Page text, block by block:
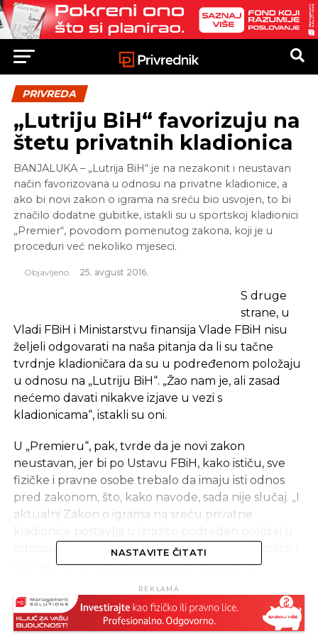
PRIVREDA
„Lutriju BiH“ favorizuju na
štetu privatnih kladionica
BANJALUKA – „Lutrija BiH“ je na nezakonit i neustavan
način favorizovana u odnosu na privatne kladionice, a
ako bi novi zakon o igrama na sreću bio usvojen, to bi
značilo dodatne gubitke, istakli su u sportskoj kladionici
„Premier“, povodom pomenutog zakona, koji je u
proceduri već nekoliko mjeseci.
Objavljeno 25. avgust 2016.
S druge
strane, u
Vladi FBiH i Ministarstvu finansija Vlade FBiH nisu
željeli odgovarati na naša pitanja da li su tačne
tvrdnje kladioničara da su u podređenom položaju
u odnosu na „Lutriju BiH“. „Žao nam je, ali zasad
nećemo davati nikakve izjave u vezi s
kladionicama“, istakli su oni.
U „Premieru“, pak, tvrde da je novi zakon
neustavan, jer bi po Ustavu FBiH, kako ističu, sve
fizičke i pravne osobe trebalo da imaju isti odnos
pred zakonom, što, kako navode, sada nije slučaj. „I
aktualni Zakon o igrama na sreću privatne
odnosu na ‘Lutriju BiH’, strane internet kladionice i
domaće crno tržište, a predložene izmjene i
zatvaranja 5.500 radnih mjesta i proračun FBiH bi
ostao bez 75 miliona maraka, koliko privatne
NASTAVITE ČITATI
REKLAMA